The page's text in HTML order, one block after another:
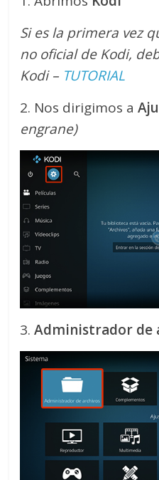
Si es la primera vez
no oficial de Kodi,
Kodi – TUTORIAL
2. Nos dirigimos a
engrane)
3.Administrador de